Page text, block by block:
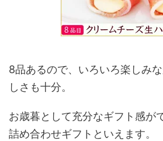
8品あるので、いろいろ楽しみ
しさも十分。
お歳暮として充分なギフト感が
詰め合わせギフトといえます。